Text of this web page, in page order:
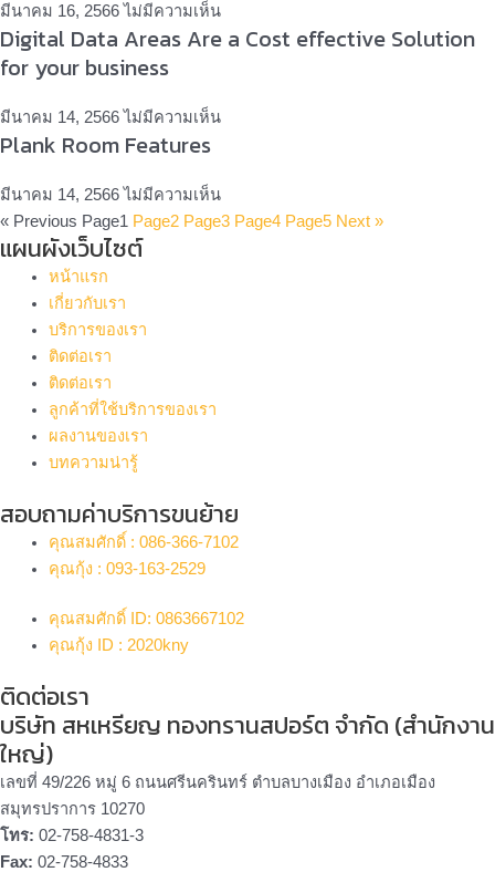
มีนาคม 16, 2566ไม่มีความเห็น
Digital Data Areas Are a Cost effective Solution
for your business
มีนาคม 14, 2566ไม่มีความเห็น
Plank Room Features
มีนาคม 14, 2566ไม่มีความเห็น
« Previous Page1 Page2 Page3 Page4 Page5 Next »
แผนผังเว็บไซต์
หน้าแรก
เกี่ยวกับเรา
บริการของเรา
ติดต่อเรา
ติดต่อเรา
ลูกค้าที่ใช้บริการของเรา
ผลงานของเรา
บทความน่ารู้
สอบถามค่าบริการขนย้าย
คุณสมศักดิ์ : 086-366-7102
คุณกุ้ง : 093-163-2529
คุณสมศักดิ์ ID: 0863667102
คุณกุ้ง ID : 2020kny
ติดต่อเรา
บริษัท สหเหรียญ ทองทรานสปอร์ต จำกัด (สำนักงาน
ใหญ่)
เลขที่ 49/226 หมู่ 6 ถนนศรีนครินทร์ ตำบลบางเมือง อำเภอเมือง
สมุทรปราการ 10270
โทร: 02-758-4831-3
Fax: 02-758-4833